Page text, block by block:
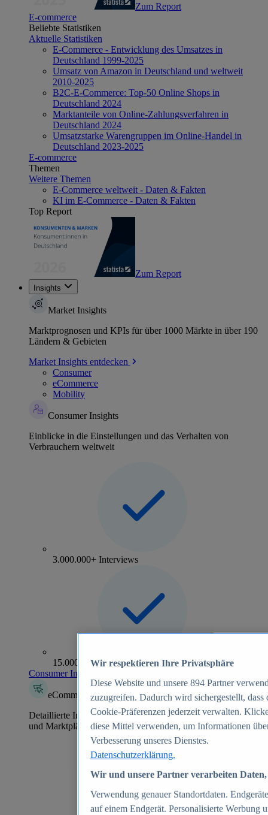
Zum Report
E-commerce
Beliebte Statistiken
Aktuelle Statistiken
E-Commerce - Entwicklung des Umsatzes in
Deutschland 1999-2025
Umsatz von Amazon in Deutschland und weltweit
2010-2025
B2C-E-Commerce: Top-50 Online Shops in
Deutschland 2024
Marktanteile von Online-Zahlungsverfahren in
Deutschland 2024
Umsatzstarke Warengruppen im Online-Handel in
Deutschland 2023-2025
E-commerce
Themen
Weitere Themen
E-Commerce weltweit - Daten & Fakten
KI im E-Commerce - Daten & Fakten
Top Report
Zum Report
Insights
Market Insights
Marktprognosen und KPIs für über 1000 Märkte in über 190
Ländern & Gebieten
Market Insights entdecken
Consumer
eCommerce
Mobility
Consumer Insights
Einblicke in die Einstellungen und das Verhalten von
Verbrauchern weltweit
3.000.000+ Interviews
15.000+ Marken
Consumer Insights entdecken
eCommerce Insights
Detaillierte Informationen zu mehr als 39.000 Online-Shops
und Marktplätzen
Wir respektieren Ihre Privatsphäre
Diese Website und unsere 894 Partner
zuzugreifen. Dadurch wird sichergestellt,
Cookie-Präferenzen jederzeit verwalten.
diese Mittel verwenden, um Informationen
Verbesserung unseres Dienstes.
Datenschutzerklärung.
Wir und unsere Partner verarbeiten
Verwendung genauer Standortdaten.
auf einem Endgerät. Personalisierte Werbung